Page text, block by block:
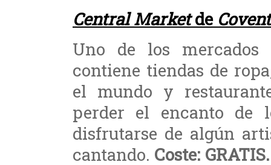
Central Marketde
Uno de los
contiene tiendas de
el mundo y
perder el encanto de
disfrutarse de algún
cantando. Coste: